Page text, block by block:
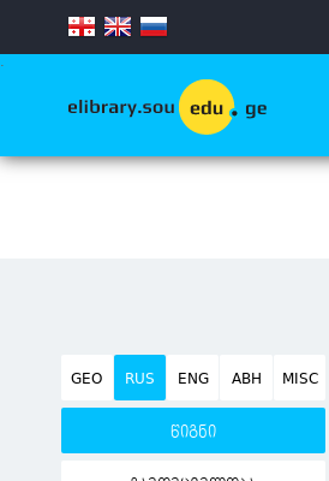
.
GEO RUS ENG ABH MISC
წიგნი